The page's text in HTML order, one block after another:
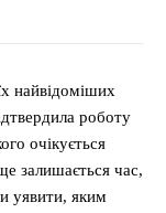
найвідоміших
роботу
очікується
залишається час,
уявити, яким